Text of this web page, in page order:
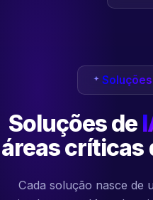
Soluções de
áreas críticas
Cada solução nasce de